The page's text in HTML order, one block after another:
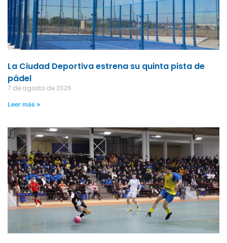
La Ciudad Deportiva estrena su quinta pista de
pádel
7 de agosto de 2026
Leer más »